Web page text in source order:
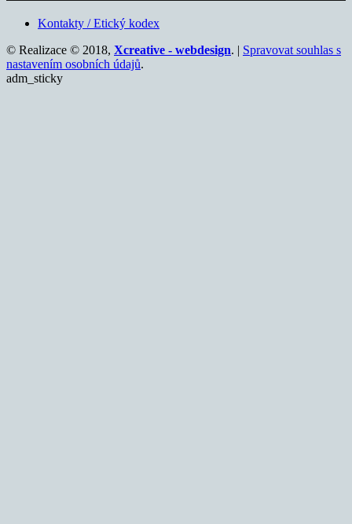
Kontakty / Etický kodex
© Realizace © 2018, Xcreative - webdesign. | Spravovat souhlas s
nastavením osobních údajů.
adm_sticky